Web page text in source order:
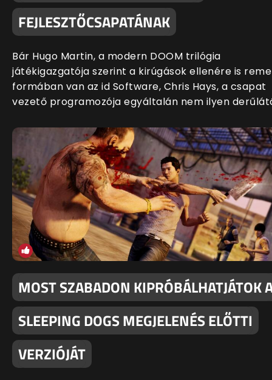
FEJLESZTŐCSAPATÁNAK
Bár Hugo Martin, a modern DOOM trilógia
játékigazgatója szerint a kirúgások ellenére is
formában van az id Software, Chris Hays, a csapat
vezető programozója egyáltalán nem ilyen
MOST SZABADON KIPRÓBÁLHATJÁTOK
SLEEPING DOGS MEGJELENÉS ELŐTTI
VERZIÓJÁT